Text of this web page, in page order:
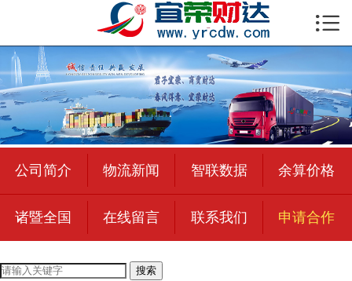
 首页
公司简介
物流新闻
绍兴至全国
合作加盟
宜荣智联

公司简介 物流新闻 智联数据 余算价格
诸暨全国 在线留言 联系我们 申请合作
搜索